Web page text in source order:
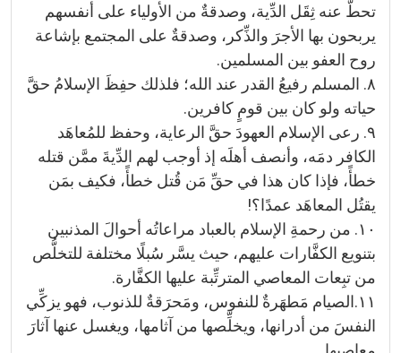
تحطُّ عنه ثِقَل الدِّية، وصدقةٌ من الأولياء على أنفسهم
يربحون بها الأجرَ والذِّكر، وصدقةٌ على المجتمع بإشاعة
روح العفو بين المسلمين.
٨. المسلم رفيعُ القدر عند الله؛ فلذلك حفِظَ الإسلامُ حقَّ
حياته ولو كان بين قومٍ كافرين.
٩. رعى الإسلام العهودَ حقَّ الرعاية، وحفظ للمُعاهَد
الكافر دمَه، وأنصف أهلَه إذ أوجب لهم الدِّيةَ ممَّن قتله
خطأً، فإذا كان هذا في حقِّ مَن قُتل خطأً، فكيف بمَن
يقتُل المعاهَد عمدًا؟!
١٠. من رحمةِ الإسلام بالعباد مراعاتُه أحوالَ المذنبين
بتنويع الكفَّارات عليهم، حيث يسَّر سُبلًا مختلفة للتخلُّص
من تبِعات المعاصي المترتِّبة عليها الكفَّارة.
١١.الصيام مَطهَرةٌ للنفوس، ومَحرَقةٌ للذنوب، فهو يزكِّي
النفسَ من أدرانها، ويخلِّصها من آثامها، ويغسل عنها آثارَ